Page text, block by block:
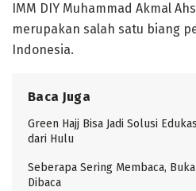
IMM DIY Muhammad Akmal
merupakan salah satu biang
Indonesia.
Baca Juga
Green Hajj Bisa Jadi Solusi
dari Hulu
Seberapa Sering Membaca,
Dibaca